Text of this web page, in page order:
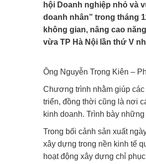
hội Doanh nghiệp nhỏ và
doanh nhân” trong tháng
không gian, nâng cao
vừa TP Hà Nội lần thứ V
Ông Nguyễn Trọng Kiên –
Chương trình nhằm giúp
triển, đồng thời cũng là nơi
kinh doanh. Trình bày
Trong bối cảnh sản xuất
xây dựng trong nền kinh tế
hoạt động xây dựng chỉ